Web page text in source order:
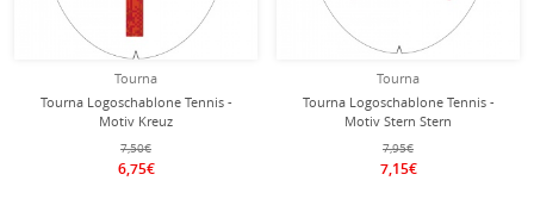
Tourna
Tourna Logoschablone Tennis -
Motiv Kreuz
7,50€
6,75€
Tourna
Tourna Logoschablone Tennis -
Motiv Stern Stern
7,95€
7,15€